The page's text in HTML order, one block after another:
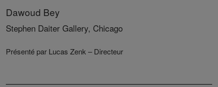
Dawoud Bey
Stephen Daiter Gallery, Chicago
Présenté par Lucas Zenk – Directeur